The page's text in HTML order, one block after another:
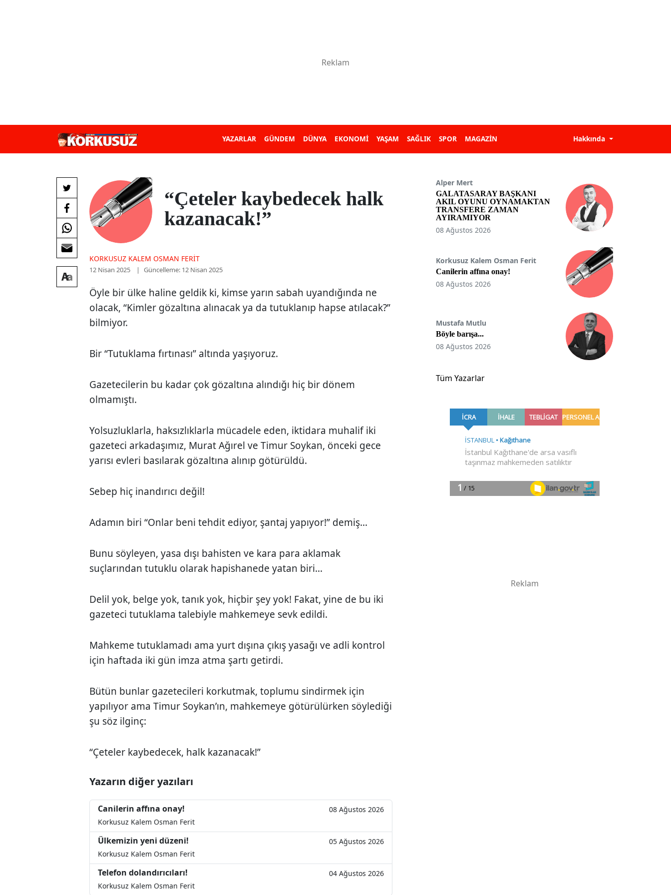
YAZARLAR GÜNDEM DÜNYA EKONOMİ YAŞAM SAĞLIK SPOR MAGAZİN Hakkında
“Çeteler kaybedecek halk
kazanacak!”
KORKUSUZ KALEM OSMAN FERIT
12 Nisan 2025 Güncelleme: 12 Nisan 2025
Öyle bir ülke haline geldik ki, kimse yarın sabah uyandığında ne
olacak, “Kimler gözaltına alınacak ya da tutuklanıp hapse atılacak?”
bilmiyor.
Bir “Tutuklama fırtınası” altında yaşıyoruz.
Gazetecilerin bu kadar çok gözaltına alındığı hiç bir dönem
olmamıştı.
Yolsuzluklarla, haksızlıklarla mücadele eden, iktidara muhalif iki
gazeteci arkadaşımız, Murat Ağırel ve Timur Soykan, önceki gece
yarısı evleri basılarak gözaltına alınıp götürüldü.
Sebep hiç inandırıcı değil!
Adamın biri “Onlar beni tehdit ediyor, şantaj yapıyor!” demiş...
Bunu söyleyen, yasa dışı bahisten ve kara para aklamak
suçlarından tutuklu olarak hapishanede yatan biri...
Delil yok, belge yok, tanık yok, hiçbir şey yok! Fakat, yine de bu iki
gazeteci tutuklama talebiyle mahkemeye sevk edildi.
Mahkeme tutuklamadı ama yurt dışına çıkış yasağı ve adli kontrol
için haftada iki gün imza atma şartı getirdi.
Bütün bunlar gazetecileri korkutmak, toplumu sindirmek için
yapılıyor ama Timur Soykan’ın, mahkemeye götürülürken söylediği
şu söz ilginç:
“Çeteler kaybedecek, halk kazanacak!”
Yazarın diğer yazıları
Canilerin affına onay!
08 Ağustos 2026
Korkusuz Kalem Osman Ferit
Ülkemizin yeni düzeni!
05 Ağustos 2026
Korkusuz Kalem Osman Ferit
Telefon dolandırıcıları!
04 Ağustos 2026
Korkusuz Kalem Osman Ferit
Alper Mert
GALATASARAY BAŞKANI
AKIL OYUNU OYNAMAKTAN
TRANSFERE ZAMAN
AYIRAMIYOR
08 Ağustos 2026
Korkusuz Kalem Osman Ferit
Canilerin affına onay!
08 Ağustos 2026
Mustafa Mutlu
Böyle barışa...
08 Ağustos 2026
Tüm Yazarlar